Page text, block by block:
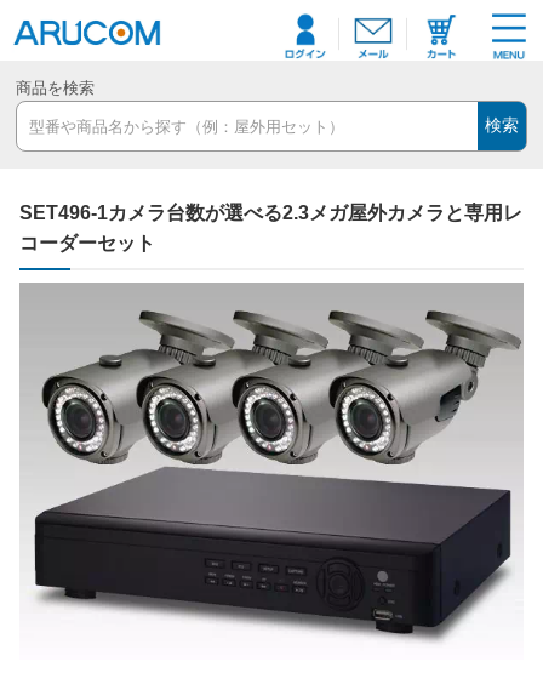
商品を検索
検索
SET496-1カメラ台数が選べる2.3メガ屋外カメラと専用レ
コーダーセット